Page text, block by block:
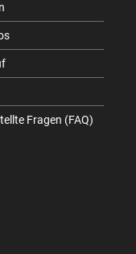
Fragen (FAQ)